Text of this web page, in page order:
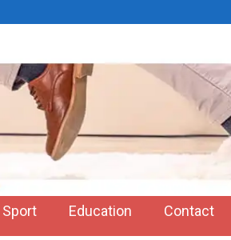
Sport Education Contact